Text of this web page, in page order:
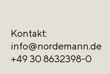
Kontakt:
info@nordemann.de
+49 30 8632398-0